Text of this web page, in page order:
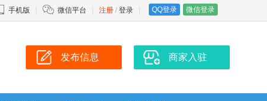
手机版 微信平台 注册 / 登录 QQ登录 微信登录
发布信息 商家入驻